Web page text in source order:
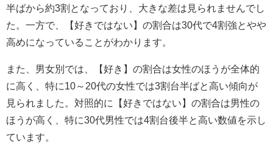
半ばから約3割となっており、大きな差は見られませんでし
た。一方で、【好きではない】の割合は30代で4割強とやや
高めになっていることがわかります。
また、男女別では、【好き】の割合は女性のほうが全体的
に高く、特に10～20代の女性では3割台半ばと高い傾向が
見られました。対照的に【好きではない】の割合は男性の
ほうが高く、特に30代男性では4割台後半と高い数値を示し
ています。